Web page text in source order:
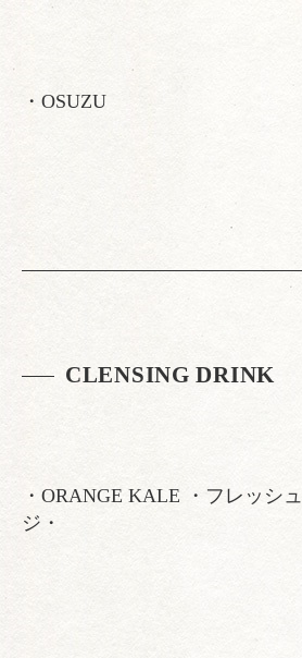
・OSUZU
CLENSING DRINK
・ORANGE KALE ・フレッシ
ジ・